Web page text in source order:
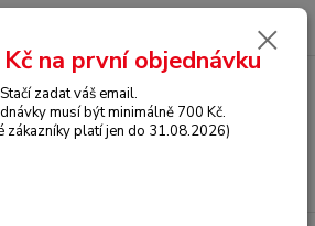
0,00 Kč
na první objednávku
Stačí zadat váš email.
musí být minimálně 700 Kč.
zákazníky platí jen do 31.08.2026)